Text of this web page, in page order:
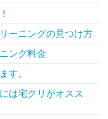
ーニングの見つけ方
ング料金
す。
は宅クリがオスス